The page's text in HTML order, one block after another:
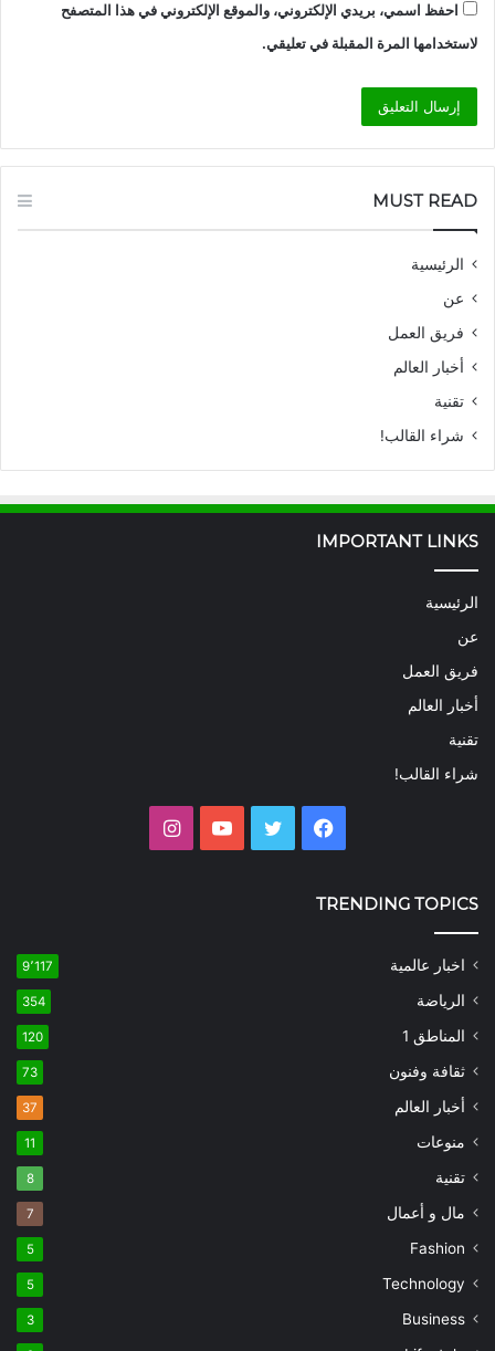
احفظ اسمي، بريدي الإلكتروني، والموقع الإلكتروني في هذا المتصفح
لاستخدامها المرة المقبلة في تعليقي.
MUST READ
الرئيسية
عن
فريق العمل
أخبار العالم
تقنية
شراء القالب!
IMPORTANT LINKS
الرئيسية
عن
فريق العمل
أخبار العالم
تقنية
شراء القالب!
فيسبوك تويتر يوتيوب
TRENDING TOPICS
اخبار عالمية 9٬117
الرياضة 354
المناطق 1 120
ثقافة وفنون 73
أخبار العالم 37
منوعات 11
تقنية 8
مال و أعمال 7
Fashion
5
Technology
5
Business
3